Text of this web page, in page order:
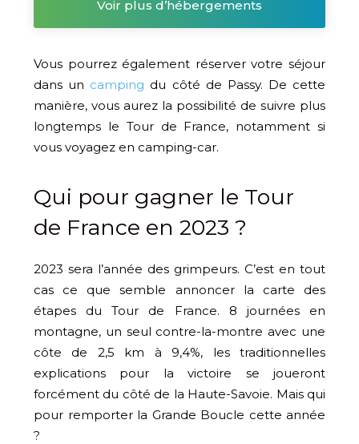
Voir plus d’hébergements
Vous pourrez également réserver votre séjour
dans un camping du côté de Passy. De cette
manière, vous aurez la possibilité de suivre plus
longtemps le Tour de France, notamment si
vous voyagez en camping-car.
Qui pour gagner le Tour
de France en 2023 ?
2023 sera l’année des grimpeurs. C’est en tout
cas ce que semble annoncer la carte des
étapes du Tour de France. 8 journées en
montagne, un seul contre-la-montre avec une
côte de 2,5 km à 9,4%, les traditionnelles
explications pour la victoire se joueront
forcément du côté de la Haute-Savoie. Mais qui
pour remporter la Grande Boucle cette année
?